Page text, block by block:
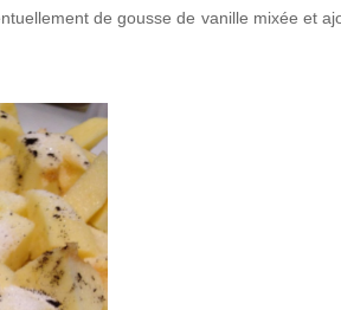
de gousse de vanille mixée et